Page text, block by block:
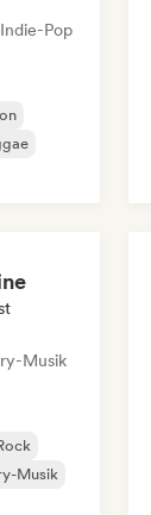
Indie-Pop
Musik
Musik